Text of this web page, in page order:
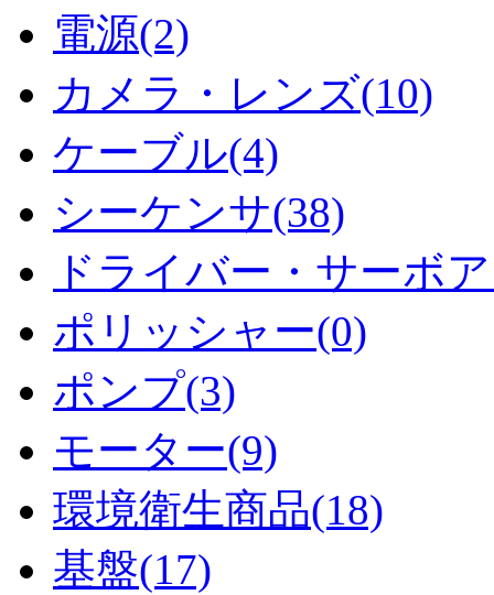
電源(2)
カメラ・レンズ(10)
ケーブル(4)
シーケンサ(38)
ドライバー・サーボ
ポリッシャー(0)
ポンプ(3)
モーター(9)
環境衛生商品(18)
基盤(17)